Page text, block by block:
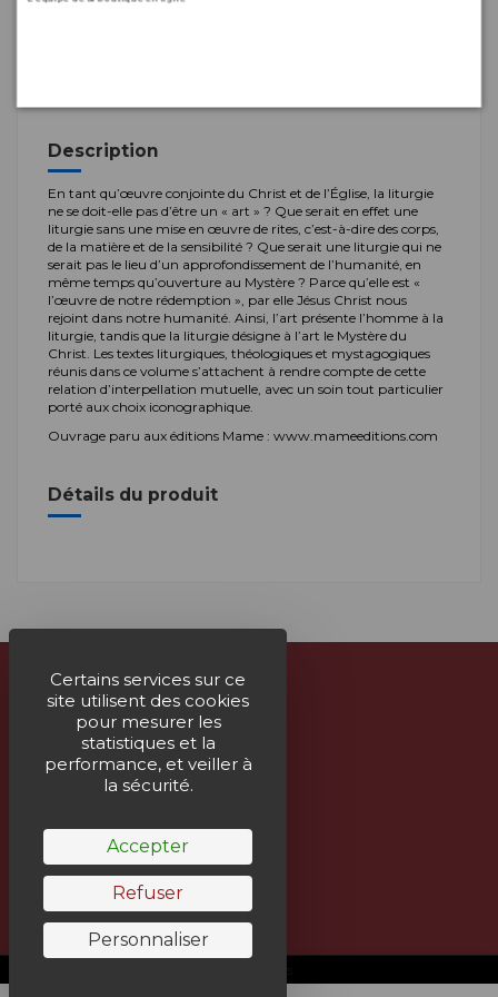
Certains services sur ce
site utilisent des cookies
pour mesurer les
statistiques et la
performance, et veiller à
la sécurité.
Accepter
Refuser
Personnaliser
Description
En tant qu’œuvre conjointe du Christ et de l’Église, la liturgie
ne se doit-elle pas d’être un « art » ? Que serait en effet une
liturgie sans une mise en œuvre de rites, c’est-à-dire des corps,
de la matière et de la sensibilité ? Que serait une liturgie qui ne
serait pas le lieu d’un approfondissement de l’humanité, en
même temps qu’ouverture au Mystère ? Parce qu’elle est «
l’œuvre de notre rédemption », par elle Jésus Christ nous
rejoint dans notre humanité. Ainsi, l’art présente l’homme à la
liturgie, tandis que la liturgie désigne à l’art le Mystère du
Christ. Les textes liturgiques, théologiques et mystagogiques
réunis dans ce volume s’attachent à rendre compte de cette
relation d’interpellation mutuelle, avec un soin tout particulier
porté aux choix iconographique.
Ouvrage paru aux éditions Mame : www.mameeditions.com
Détails du produit
À propos
Nous contacter
Bulletin